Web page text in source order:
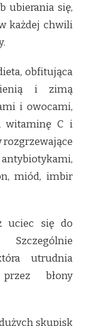
ubierania się,
każdej chwili
obfitująca
i zimą
i owocami,
witaminę C i
rozgrzewające
miód, imbir
uciec się do
utrudnia
błony
skupisk